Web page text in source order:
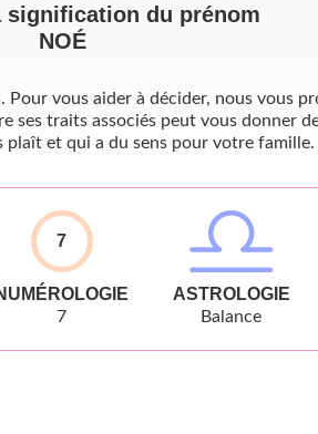
signification du prénom
NOÉ
vous aider à décider, nous vous
traits associés peut vous donner
plaît et qui a du sens pour votre famille.
7
7
ASTROLOGIE
Balance